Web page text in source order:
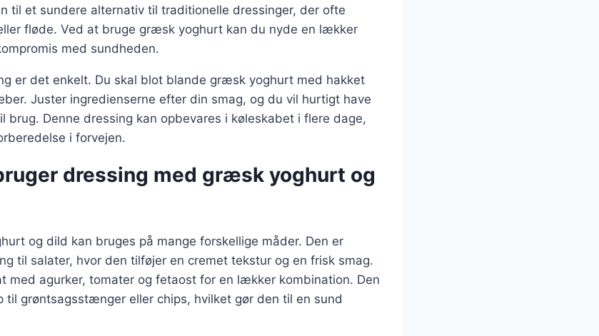
til et sundere alternativ til traditionelle dressinger, der ofte
fløde. Ved at bruge græsk yoghurt kan du nyde en lækker
med sundheden.
er det enkelt. Du skal blot blande græsk yoghurt med hakket
Juster ingredienserne efter din smag, og du vil hurtigt have
brug. Denne dressing kan opbevares i køleskabet i flere dage,
i forvejen.
dressing med græsk yoghurt og
og dild kan bruges på mange forskellige måder. Den er
til salater, hvor den tilføjer en cremet tekstur og en frisk smag.
med agurker, tomater og fetaost for en lækker kombination. Den
til grøntsagsstænger eller chips, hvilket gør den til en sund